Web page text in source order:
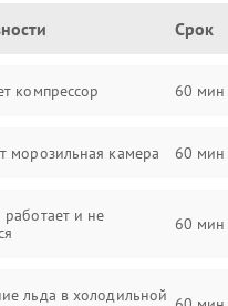
Срок
компрессор 60 мин
морозильная камера 60 мин
и не
60 мин
льда в холодильной